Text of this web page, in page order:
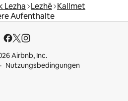
Lezha Lezhë Kallmet
Aufenthalte
Airbnb, Inc.
Nutzungsbedingungen